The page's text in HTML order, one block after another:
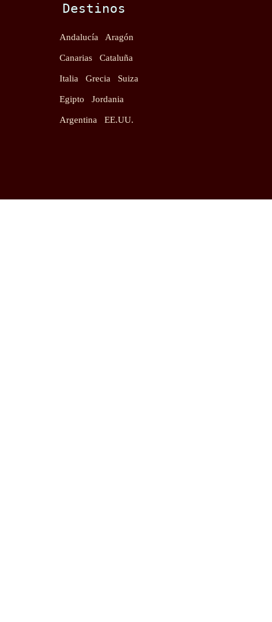
Destinos
Andalucía Aragón
Canarias Cataluña
Italia Grecia Suiza
Egipto Jordania
Argentina EE.UU.